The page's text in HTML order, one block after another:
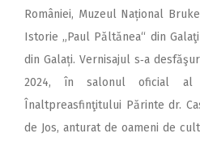
României, Muzeul Național
Istorie „Paul Păltănea“ din
din Galați. Vernisajul s‑a
2024, în salonul oficial al
Înaltpreasfinţitului Părinte dr.
de Jos, anturat de oameni de